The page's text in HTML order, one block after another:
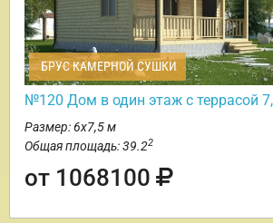
БРУС КАМЕРНОЙ СУШКИ
№120 Дом в один этаж с террасой
Размер: 6х7,5 м
Общая площадь: 39.22
от 1068100